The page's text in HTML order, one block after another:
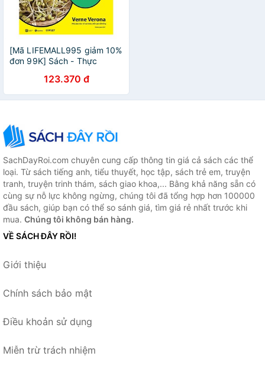
[Mã LIFEMALL995 giảm 10%
đơn 99K] Sách - Thực
123.370 đ
SachDayRoi.com chuyên cung cấp thông tin giá cả sách các thể
loại. Từ sách tiếng anh, tiểu thuyết, học tập, sách trẻ em, truyện
tranh, truyện trinh thám, sách giao khoa,... Bằng khả năng sẵn có
cùng sự nỗ lực không ngừng, chúng tôi đã tổng hợp hơn 100000
đầu sách, giúp bạn có thể so sánh giá, tìm giá rẻ nhất trước khi
mua. Chúng tôi không bán hàng.
VỀ SÁCH ĐÂY RỒI!
Giới thiệu
Chính sách bảo mật
Điều khoản sử dụng
Miễn trừ trách nhiệm